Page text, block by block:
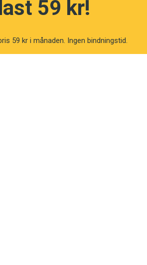
59 kr!
59 kr i månaden. Ingen bindningstid.